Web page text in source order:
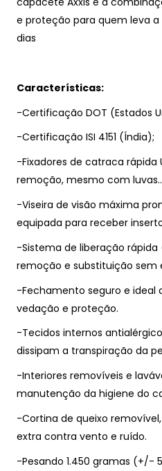
e proteção para quem leva
dias
Características:
-Certificação DOT (Estados
-Certificação ISI 4151 (Índia);
-Fixadores de catraca rápida
remoção, mesmo com luvas..
-Viseira de visão máxima
equipada para receber
-Sistema de liberação rápida
remoção e substituição sem
-Fechamento seguro e ideal
vedação e proteção.
-Tecidos internos
dissipam a transpiração da
-Interiores removíveis e
manutenção da higiene do
-Cortina de queixo
extra contra vento e ruído.
-Pesando 1.450 gramas (+/-